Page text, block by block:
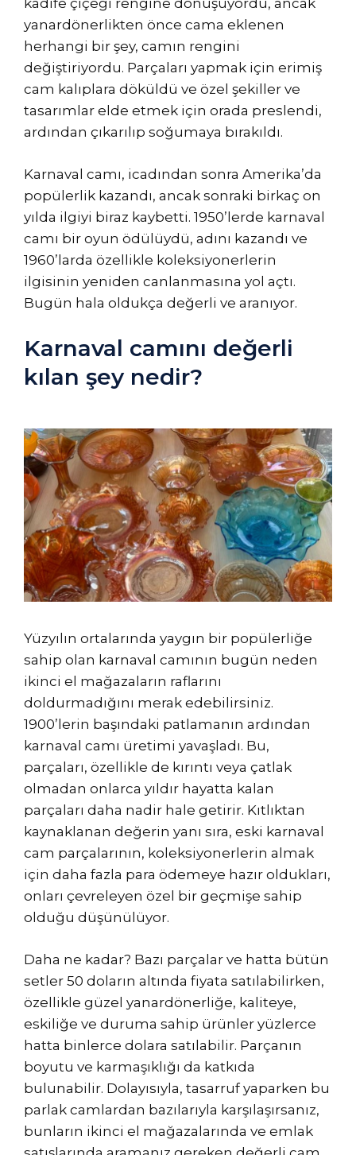
kadife çiçeği rengine dönüşüyordu, ancak
yanardönerlikten önce cama eklenen
herhangi bir şey, camın rengini
değiştiriyordu. Parçaları yapmak için erimiş
cam kalıplara döküldü ve özel şekiller ve
tasarımlar elde etmek için orada preslendi,
ardından çıkarılıp soğumaya bırakıldı.
Karnaval camı, icadından sonra Amerika’da
popülerlik kazandı, ancak sonraki birkaç on
yılda ilgiyi biraz kaybetti. 1950’lerde karnaval
camı bir oyun ödülüydü, adını kazandı ve
1960’larda özellikle koleksiyonerlerin
ilgisinin yeniden canlanmasına yol açtı.
Bugün hala oldukça değerli ve aranıyor.
Karnaval camını değerli
kılan şey nedir?
Yüzyılın ortalarında yaygın bir popülerliğe
sahip olan karnaval camının bugün neden
ikinci el mağazaların raflarını
doldurmadığını merak edebilirsiniz.
1900’lerin başındaki patlamanın ardından
karnaval camı üretimi yavaşladı. Bu,
parçaları, özellikle de kırıntı veya çatlak
olmadan onlarca yıldır hayatta kalan
parçaları daha nadir hale getirir. Kıtlıktan
kaynaklanan değerin yanı sıra, eski karnaval
cam parçalarının, koleksiyonerlerin almak
için daha fazla para ödemeye hazır oldukları,
onları çevreleyen özel bir geçmişe sahip
olduğu düşünülüyor.
Daha ne kadar? Bazı parçalar ve hatta bütün
setler 50 doların altında fiyata satılabilirken,
özellikle güzel yanardönerliğe, kaliteye,
eskiliğe ve duruma sahip ürünler yüzlerce
hatta binlerce dolara satılabilir. Parçanın
boyutu ve karmaşıklığı da katkıda
bulunabilir. Dolayısıyla, tasarruf yaparken bu
parlak camlardan bazılarıyla karşılaşırsanız,
bunların ikinci el mağazalarında ve emlak